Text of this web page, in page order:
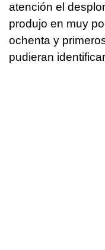
atención el
produjo en muy
ochenta y
pudieran